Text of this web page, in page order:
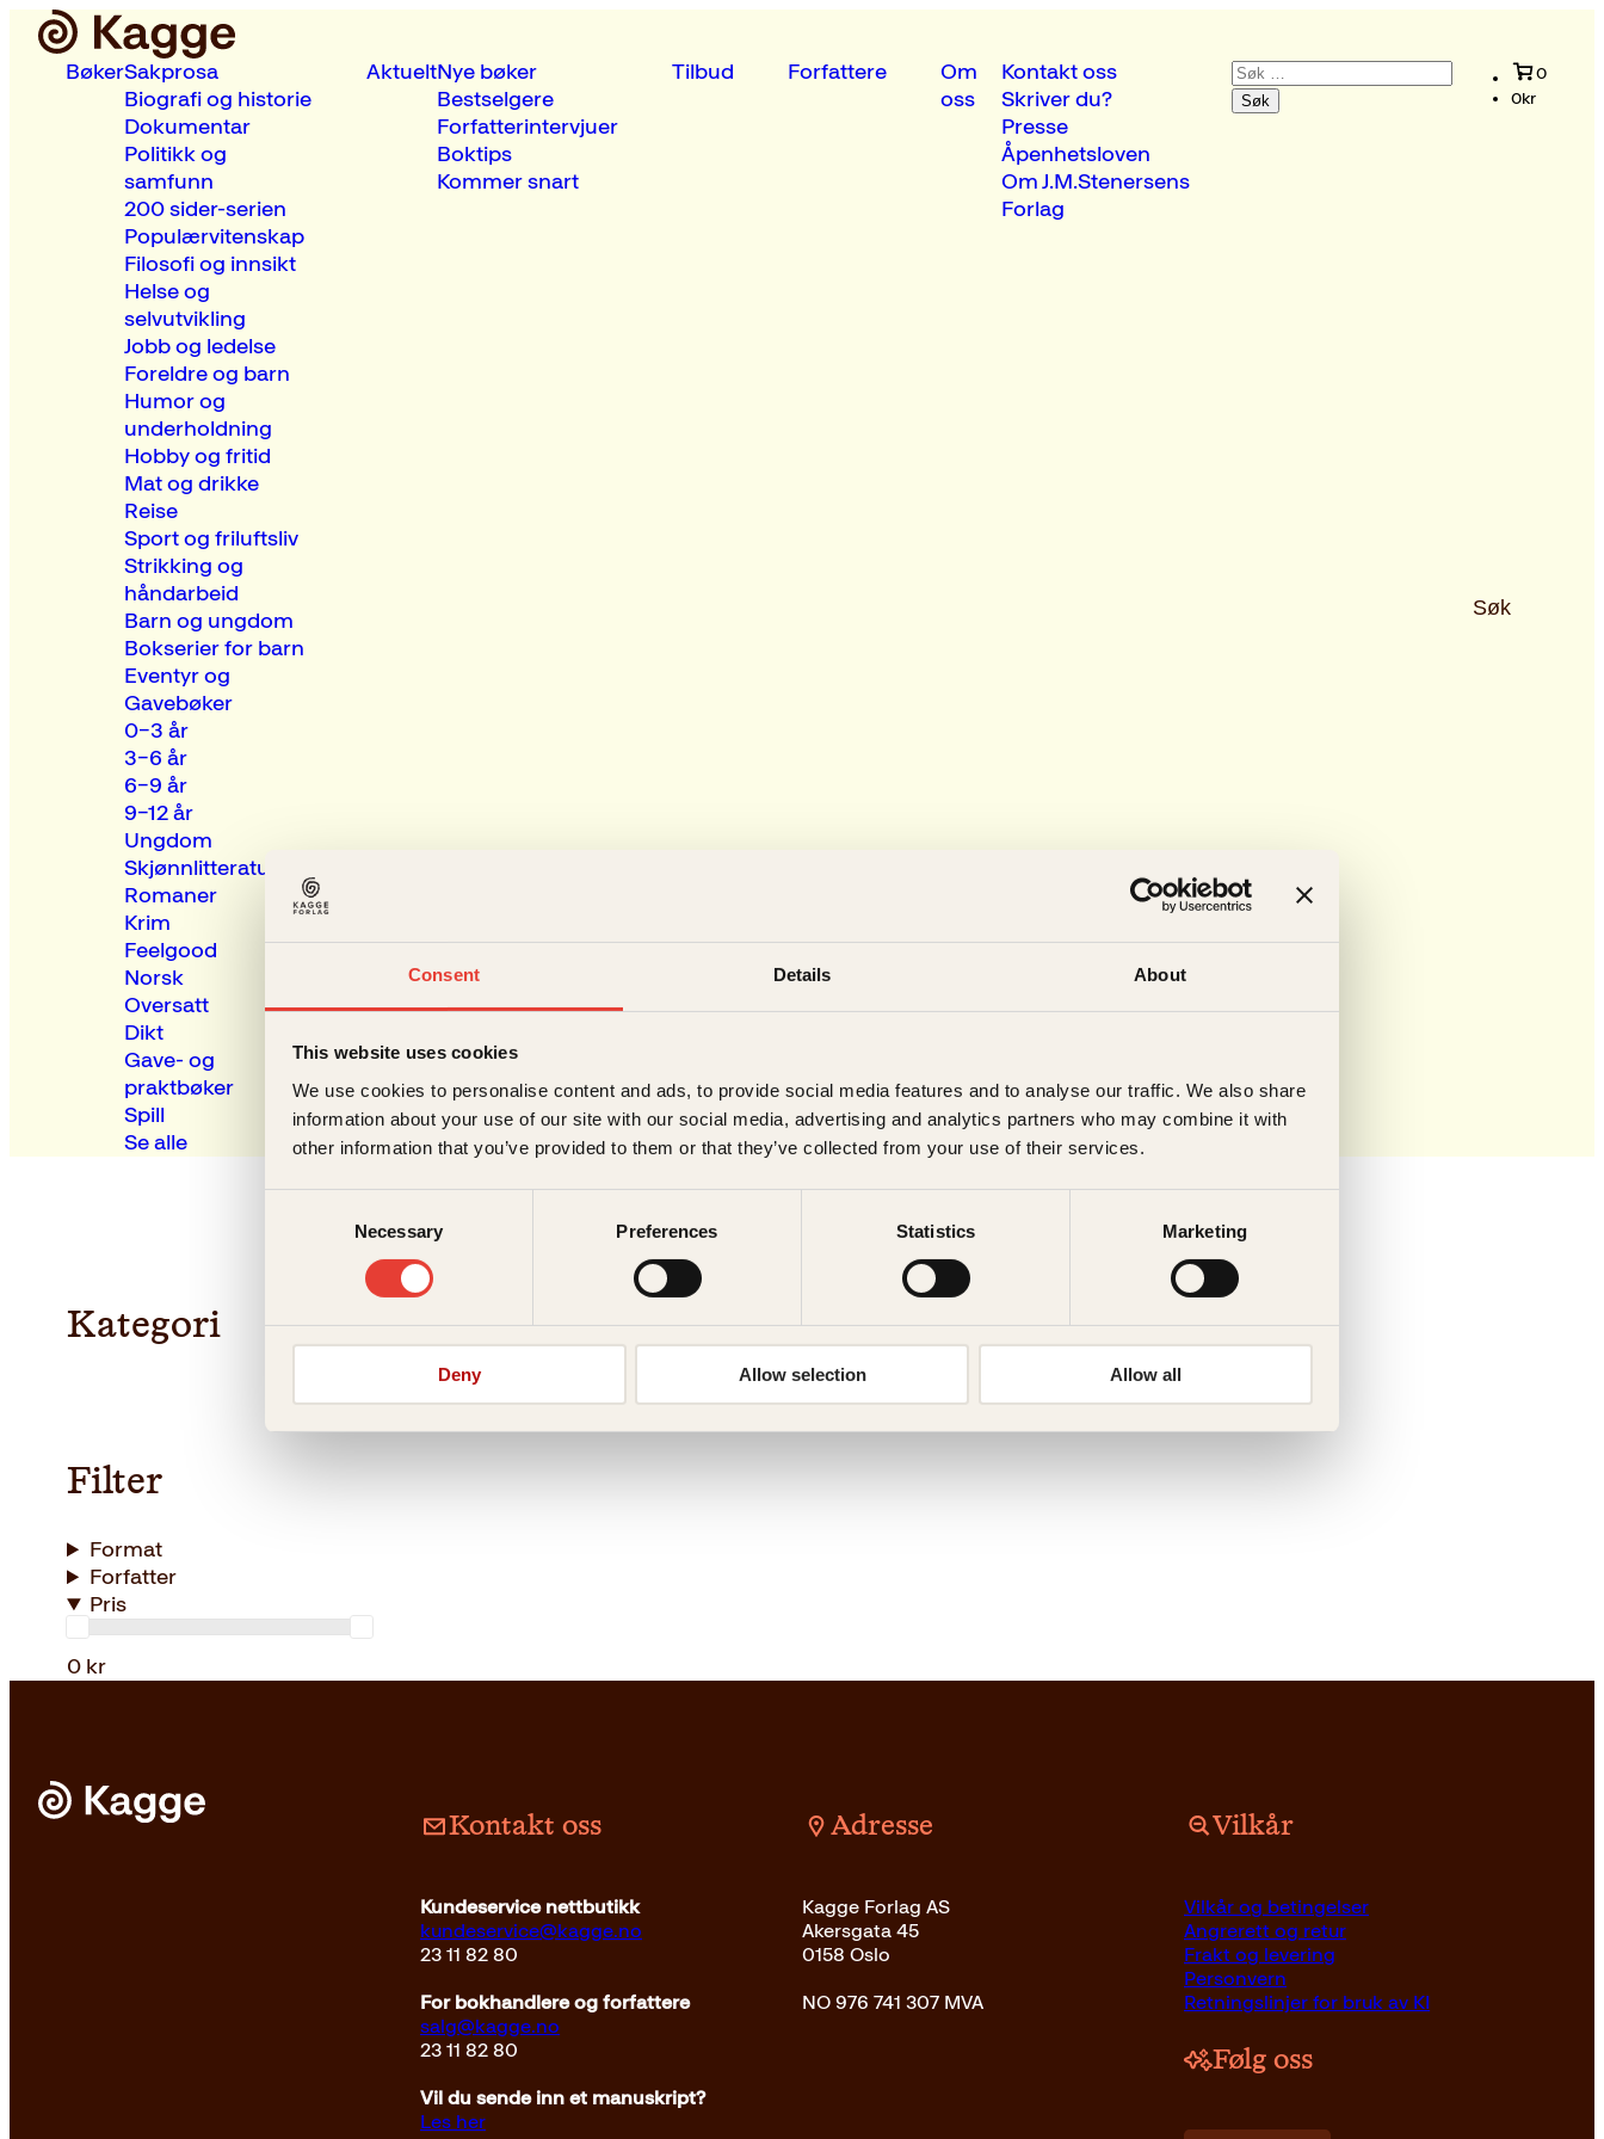
Consent Details About
This website uses cookies
We use cookies to personalise content and ads, to provide social media features and to analyse our traffic. We also share
information about your use of our site with our social media, advertising and analytics partners who may combine it with
other information that you’ve provided to them or that they’ve collected from your use of their services.
Necessary Preferences Statistics Marketing
Deny Allow selection Allow all
BøkerSakprosa
Biografi og historie
Dokumentar
Politikk og
samfunn
200 sider-serien
Populærvitenskap
Filosofi og innsikt
Helse og
selvutvikling
Jobb og ledelse
Foreldre og barn
Humor og
underholdning
Hobby og fritid
Mat og drikke
Reise
Sport og friluftsliv
Strikking og
håndarbeid
Barn og ungdom
Bokserier for barn
Eventyr og
Gavebøker
0–3 år
3–6 år
6–9 år
9–12 år
Ungdom
Skjønnlitteratur
Romaner
Krim
Feelgood
Norsk
Oversatt
Dikt
Gave- og
praktbøker
Spill
Se alle
AktueltNye bøker
Bestselgere
Forfatterintervjuer
Boktips
Kommer snart
Tilbud Forfattere
Om
oss
Kontakt oss
Skriver du?
Presse
Åpenhetsloven
Om J.M.Stenersens
Forlag
Søk
etter:
Søk
0
0kr
Kategori
Filter
Format
Forfatter
Pris
0 kr
Kontakt oss
Kundeservice nettbutikk
kundeservice@kagge.no
23 11 82 80
For bokhandlere og forfattere
salg@kagge.no
23 11 82 80
Vil du sende inn et manuskript?
Les her
Adresse
Kagge Forlag AS
Akersgata 45
0158 Oslo
NO 976 741 307 MVA
Vilkår
Vilkår og betingelser
Angrerett og retur
Frakt og levering
Personvern
Retningslinjer for bruk av KI
Følg oss